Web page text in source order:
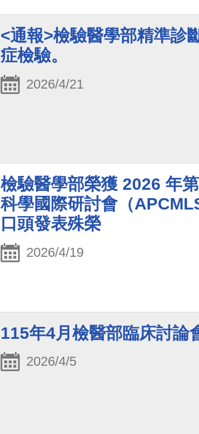
<通報>檢驗醫學部精準診
症檢驗。
2026/4/21
檢驗醫學部榮獲 2026 年
科學國際研討會（
口頭發表殊榮
2026/4/19
115年4月檢醫部臨床討論
2026/4/5